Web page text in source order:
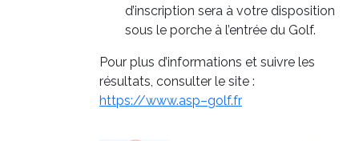
d’inscription sera à votre disposition
sous le porche à l’entrée du Golf.
Pour plus d’informations et suivre les
résultats, consulter le site :
https://www.asp–golf.fr